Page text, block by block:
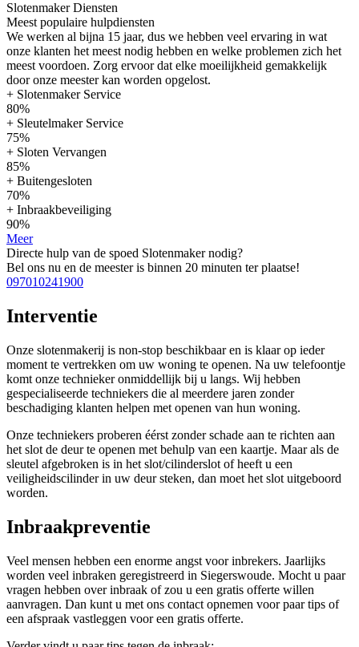
Slotenmaker Diensten
Meest populaire hulpdiensten
We werken al bijna 15 jaar, dus we hebben veel ervaring in wat
onze klanten het meest nodig hebben en welke problemen zich het
meest voordoen. Zorg ervoor dat elke moeilijkheid gemakkelijk
door onze meester kan worden opgelost.
+ Slotenmaker Service
80%
+ Sleutelmaker Service
75%
+ Sloten Vervangen
85%
+ Buitengesloten
70%
+ Inbraakbeveiliging
90%
Meer
Directe hulp van de spoed Slotenmaker nodig?
Bel ons nu en de meester is binnen 20 minuten ter plaatse!
097010241900
Interventie
Onze slotenmakerij is non-stop beschikbaar en is klaar op ieder
moment te vertrekken om uw woning te openen. Na uw telefoontje
komt onze technieker onmiddellijk bij u langs. Wij hebben
gespecialiseerde techniekers die al meerdere jaren zonder
beschadiging klanten helpen met openen van hun woning.
Onze techniekers proberen éérst zonder schade aan te richten aan
het slot de deur te openen met behulp van een kaartje. Maar als de
sleutel afgebroken is in het slot/cilinderslot of heeft u een
veiligheidscilinder in uw deur steken, dan moet het slot uitgeboord
worden.
Inbraakpreventie
Veel mensen hebben een enorme angst voor inbrekers. Jaarlijks
worden veel inbraken geregistreerd in Siegerswoude. Mocht u paar
vragen hebben over inbraak of zou u een gratis offerte willen
aanvragen. Dan kunt u met ons contact opnemen voor paar tips of
een afspraak vastleggen voor een gratis offerte.